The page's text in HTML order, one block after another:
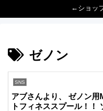
←ショッ
ゼノン
SNS
アブさんより、 ️ゼノン
トフィネススプール！！